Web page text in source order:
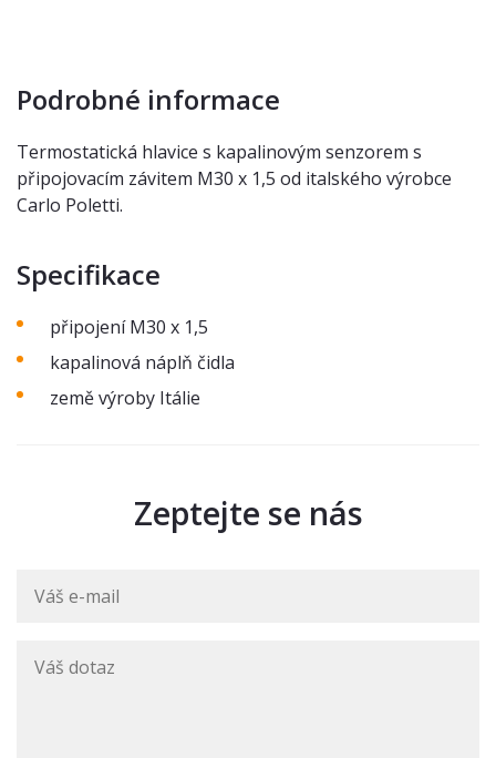
Podrobné informace
Termostatická hlavice s kapalinovým senzorem s
připojovacím závitem M30 x 1,5 od italského výrobce
Carlo Poletti.
Specifikace
připojení M30 x 1,5
kapalinová náplň čidla
země výroby Itálie
Zeptejte se nás